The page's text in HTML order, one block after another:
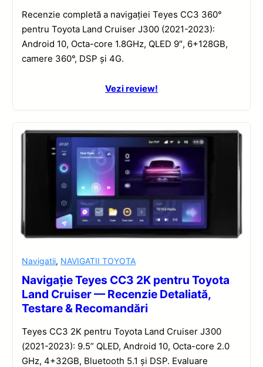
Recenzie completă a navigației Teyes CC3 360°
pentru Toyota Land Cruiser J300 (2021-2023):
Android 10, Octa-core 1.8GHz, QLED 9″, 6+128GB,
camere 360°, DSP și 4G.
Vezi review!
Navigatii, NAVIGATII TOYOTA
Navigație Teyes CC3 2K pentru Toyota
Land Cruiser — Recenzie Detaliată,
Testare & Recomandări
Teyes CC3 2K pentru Toyota Land Cruiser J300
(2021-2023): 9.5” QLED, Android 10, Octa-core 2.0
GHz, 4+32GB, Bluetooth 5.1 și DSP. Evaluare